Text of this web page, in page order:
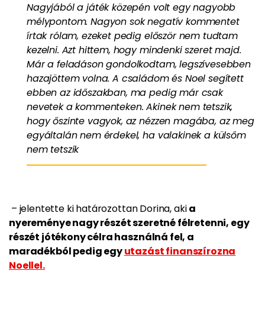
Nagyjából a játék közepén volt egy nagyobb
mélypontom. Nagyon sok negatív kommentet
írtak rólam, ezeket pedig először nem tudtam
kezelni. Azt hittem, hogy mindenki szeret majd.
Már a feladáson gondolkodtam, legszívesebben
hazajöttem volna. A családom és Noel segített
ebben az időszakban, ma pedig már csak
nevetek a kommenteken. Akinek nem tetszik,
hogy őszinte vagyok, az nézzen magába, az meg
egyáltalán nem érdekel, ha valakinek a külsőm
nem tetszik
– jelentette ki határozottan Dorina, akia
nyereménye nagy részét szeretné félretenni, egy
részét jótékony célra használná fel, a
maradékból pedig egyutazást finanszírozna
Noellel.